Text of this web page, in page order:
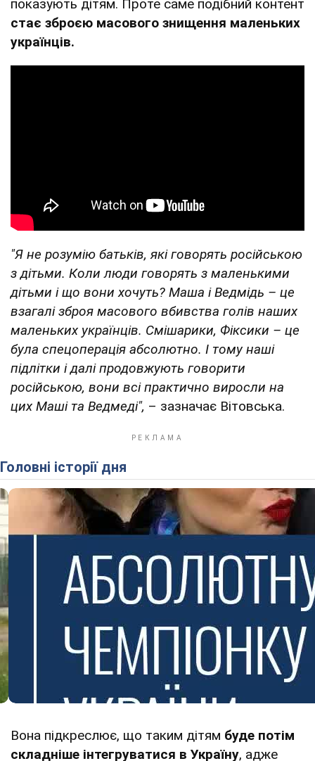
показують дітям. Проте саме подібний контент
стає зброєю масового знищення маленьких
українців.
"Я не розумію батьків, які говорять російською
з дітьми. Коли люди говорять з маленькими
дітьми і що вони хочуть? Маша і Ведмідь – це
взагалі зброя масового вбивства голів наших
маленьких українців. Смішарики, Фіксики – це
була спецоперація абсолютно. І тому наші
підлітки і далі продовжують говорити
російською, вони всі практично виросли на
цих Маші та Ведмеді", – зазначає Вітовська.
Головні історії дня
Вона підкреслює, що таким дітям буде потім
складніше інтегруватися в Україну, адже